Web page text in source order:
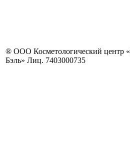
® ООО Косметологический центр
Бэль» Лиц. 7403000735